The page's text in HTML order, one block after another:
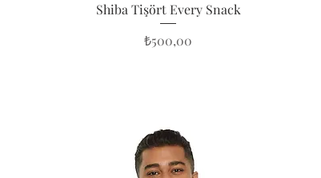
Shiba Tişört Every Snack
Fiyat
₺500,00